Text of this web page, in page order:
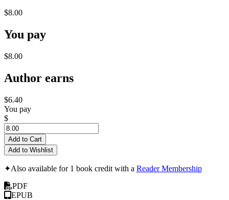
$8.00
You pay
$8.00
Author earns
$6.40
You pay
$
Add to Cart
Add to Wishlist
✦Also available for 1 book credit with a Reader Membership
PDF
EPUB